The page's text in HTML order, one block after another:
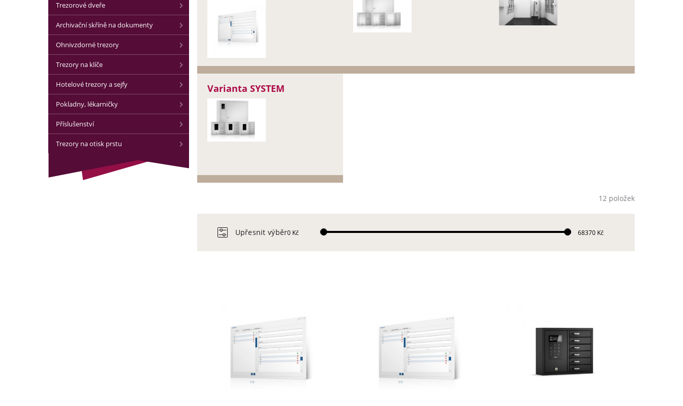
Varianta SYSTEM
12 položek
Upřesnit výběr0 Kč 68370 Kč
Trezorové dveře
Archivační skříně na dokumenty
Ohnivzdorné trezory
Trezory na klíče
Hotelové trezory a sejfy
Pokladny, lékarničky
Příslušenství
Trezory na otisk prstu